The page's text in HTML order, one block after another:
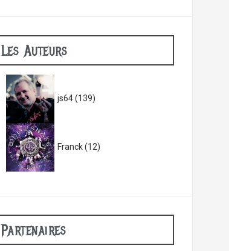
Les Auteurs
js64(139)
Franck(12)
Partenaires